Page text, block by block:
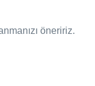
öneririz.